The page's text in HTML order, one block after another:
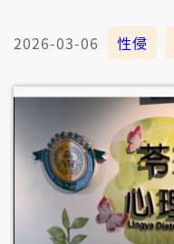
2026-03-06 性侵